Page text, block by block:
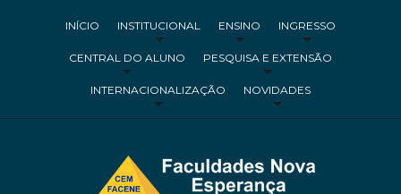
INÍCIO INSTITUCIONAL ENSINO INGRESSO
CENTRAL DO ALUNO PESQUISA E EXTENSÃO
INTERNACIONALIZAÇÃO NOVIDADES